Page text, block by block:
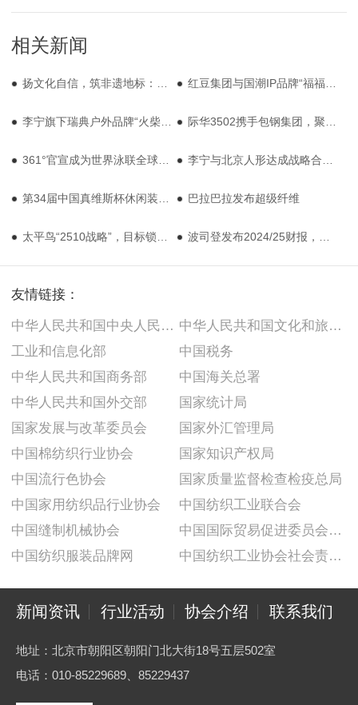
相关新闻
扬文化自信，筑非遗地标：天意莨绸非遗时尚体验空间落址深业上城 红豆集团与国潮IP品牌“福福贴贴”探讨战略合作
李宁旗下瑞典户外品牌“火柴棍”全球旗舰店将落户上海 际华3502携手包钢集团，聚焦稀土功能性纤维应用
361°官宣成为世界泳联全球合作伙伴 李宁与北京人形达成战略合作，成立全国首个人形机器人运动科学联合实验室
第34届中国真维斯杯休闲装设计大赛初评结束 巴拉巴拉发布超级纤维
太平鸟“2510战略”，目标锁定世界级时尚集团 波司登发布2024/25财报，连续8年创新高重塑羽绒服标杆
友情链接：
中华人民共和国中央人民政府
工业和信息化部
中华人民共和国商务部
中华人民共和国外交部
国家发展与改革委员会
中华人民共和国文化和旅游部
中国税务
中国海关总署
国家统计局
国家外汇管理局
中国棉纺织行业协会
中国流行色协会
中国家用纺织品行业协会
中国缝制机械协会
中国纺织服装品牌网
国家知识产权局
国家质量监督检查检疫总局
中国纺织工业联合会
中国国际贸易促进委员会纺织行业分会
中国纺织工业协会社会责任建设推广委员会
新闻资讯 行业活动 协会介绍 联系我们
地址：北京市朝阳区朝阳门北大街18号五层502室
电话：010-85229689、85229437